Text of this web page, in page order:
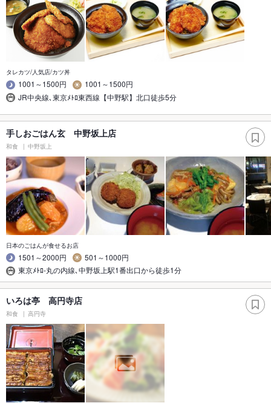
タレカツ/人気店/カツ丼
1001～1500円
1001～1500円
JR中央線､東京ﾒﾄﾛ東西線【中野駅】北口徒歩5分
手しおごはん玄 中野坂上店
和食 中野坂上
日本のごはんが食せるお店
1501～2000円
501～1000円
東京ﾒﾄﾛ-丸の内線､中野坂上駅1番出口から徒歩1分
いろは亭 高円寺店
和食 高円寺